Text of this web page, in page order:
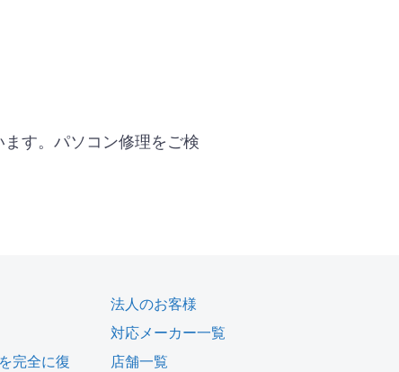
す。パソコン修理をご検
完全に復
法人のお客様
対応メーカー一覧
店舗一覧